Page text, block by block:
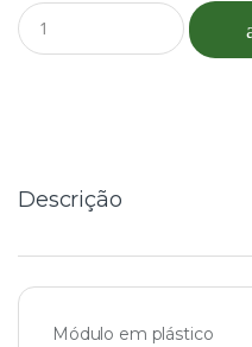
Q
u
Descrição
Módulo em plástico